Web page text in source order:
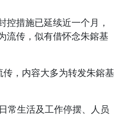
措施已延续近一个月，
流传，似有借怀念朱鎔基
，内容大多为转发朱鎔基
常生活及工作停摆、人员